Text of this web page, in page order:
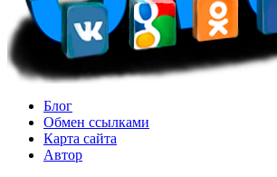
Блог
Обмен ссылками
Карта сайта
Автор